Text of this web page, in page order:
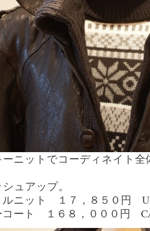
ニットでコーディネイト
ュアップ。
ルニット １７，８５０円
コート １６８，０００円